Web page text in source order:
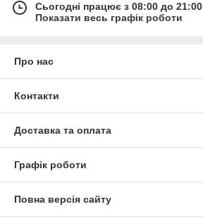
Сьогодні працює з 08:00 до 21:00
Показати весь графік роботи
Про нас
Контакти
Доставка та оплата
Графік роботи
Повна версія сайту